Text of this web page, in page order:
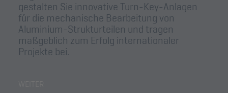
gestalten Sie innovative Turn-Key-Anlagen
für die mechanische Bearbeitung von
Aluminium-Strukturteilen und tragen
maßgeblich zum Erfolg internationaler
Projekte bei.